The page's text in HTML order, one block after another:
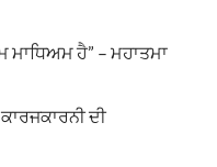
ਮਾਧਿਅਮ ਹੈ” – ਮਹਾਤਮਾ
ਦੀ